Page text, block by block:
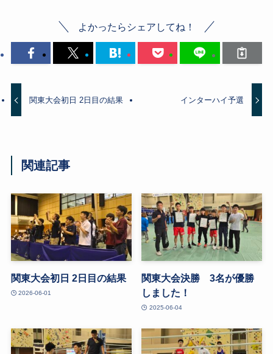
よかったらシェアしてね！
関東大会初日 2日目の結果 インターハイ予選
関連記事
関東大会初日 2日目の結果
2026-06-01
関東大会決勝 3名が優勝
しました！
2025-06-04